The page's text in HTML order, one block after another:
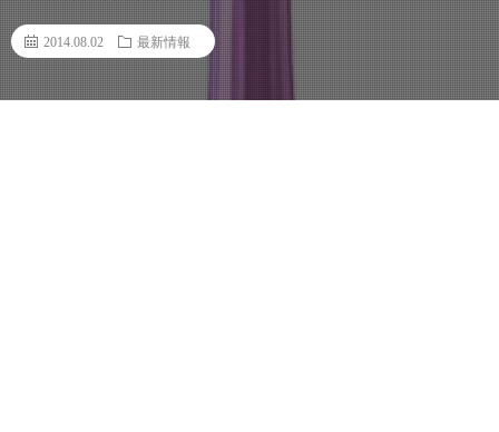
2014.08.02 最新情報